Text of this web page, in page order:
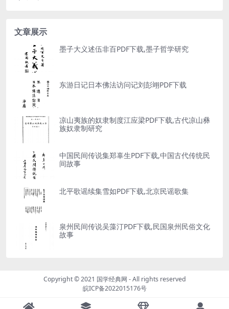
文章展示
墨子大义述伍非百PDF下载,墨子哲学研究
东游日记日本佛法访问记刘彭翊PDF下载
凉山夷族的奴隶制度江应梁PDF下载,古代凉山彝
族奴隶制研究
中国民间传说集郑辜生PDF下载,中国古代传统民
间故事
北平歌谣续集雪如PDF下载,北京民谣歌集
泉州民间传说吴藻汀PDF下载,民国泉州民俗文化
故事
Copyright © 2021 国学经典网 - All rights reserved
皖ICP备2022015176号